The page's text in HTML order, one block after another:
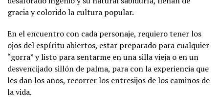
gracia y colorido la cultura popular.
En el encuentro con cada personaje, requiero tener los
ojos del espíritu abiertos, estar preparado para cualquier
“gorra” y listo para sentarme en una silla vieja o en un
desvencijado sillón de palma, para con la experiencia que
les dan los años, recorrer los entresijos de los caminos de
la vida.